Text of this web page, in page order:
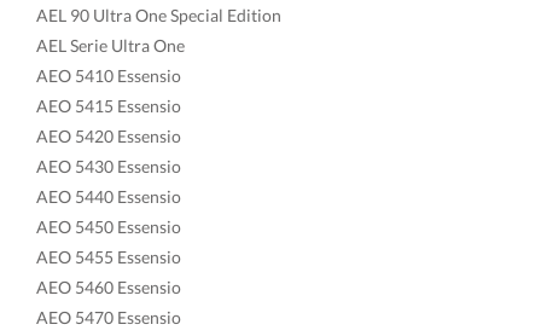
AEL 90 Ultra One Special Edition
AEL Serie Ultra One
AEO 5410 Essensio
AEO 5415 Essensio
AEO 5420 Essensio
AEO 5430 Essensio
AEO 5440 Essensio
AEO 5450 Essensio
AEO 5455 Essensio
AEO 5460 Essensio
AEO 5470 Essensio